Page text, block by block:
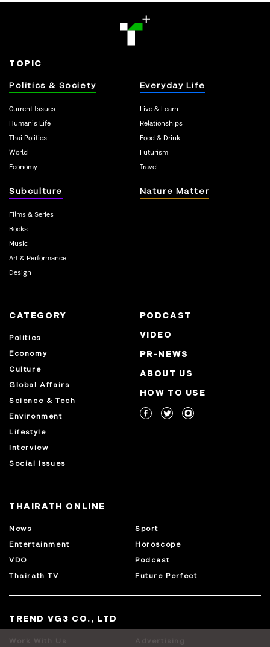
TOPIC
Politics & Society
Current Issues
Human’s Life
Thai Politics
World
Economy
Everyday Life
Live & Learn
Relationships
Food & Drink
Futurism
Travel
Subculture
Films & Series
Books
Music
Art & Performance
Design
Nature Matter
CATEGORY
Politics
Economy
Culture
Global Affairs
Science & Tech
Environment
Lifestyle
Interview
Social Issues
PODCAST
VIDEO
PR-NEWS
ABOUT US
HOW TO USE
THAIRATH ONLINE
News
Sport
Entertainment
Horoscope
VDO
Podcast
Thairath TV
Future Perfect
TREND VG3 CO., LTD
Work With Us Advertising